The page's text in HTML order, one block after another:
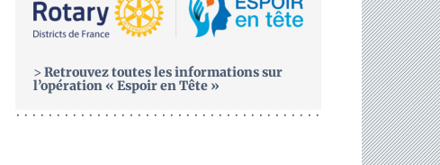
>Retrouvez toutes les informations sur
l’opération « Espoir en Tête »